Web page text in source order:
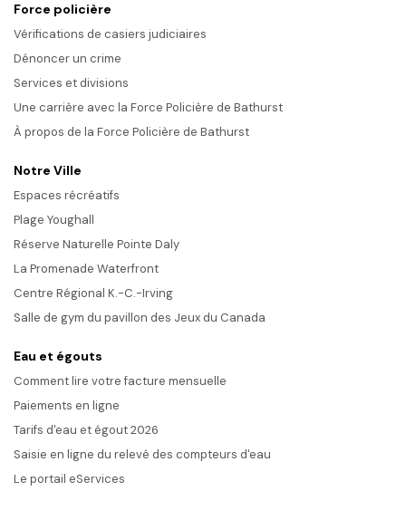
Force policière
Vérifications de casiers judiciaires
Dénoncer un crime
Services et divisions
Une carrière avec la Force Policière de Bathurst
À propos de la Force Policière de Bathurst
Notre Ville
Espaces récréatifs
Plage Youghall
Réserve Naturelle Pointe Daly
La Promenade Waterfront
Centre Régional K.-C.-Irving
Salle de gym du pavillon des Jeux du Canada
Eau et égouts
Comment lire votre facture mensuelle
Paiements en ligne
Tarifs d'eau et égout 2026
Saisie en ligne du relevé des compteurs d'eau
Le portail eServices